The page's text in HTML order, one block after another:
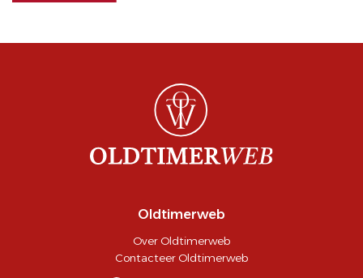
Oldtimerweb
Over Oldtimerweb
Contacteer Oldtimerweb